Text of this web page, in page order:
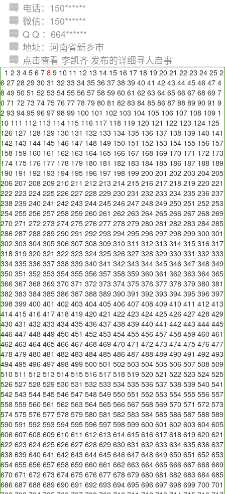
电话：150******
微信：150******
Q Q ：664******
地址：河南省新乡市
点击查看 李凯齐 发布的详细寻人启事
1 2 3 4 5 6 7 8 9 10 11 12 13 14 15 16 17 18 19 20 21 22 23 24 25 2
6 27 28 29 30 31 32 33 34 35 36 37 38 39 40 41 42 43 44 45 46 47 4
8 49 50 51 52 53 54 55 56 57 58 59 60 61 62 63 64 65 66 67 68 69 7
0 71 72 73 74 75 76 77 78 79 80 81 82 83 84 85 86 87 88 89 90 91 9
2 93 94 95 96 97 98 99 100 101 102 103 104 105 106 107 108 109 1
10 111 112 113 114 115 116 117 118 119 120 121 122 123 124 125
126 127 128 129 130 131 132 133 134 135 136 137 138 139 140 141
142 143 144 145 146 147 148 149 150 151 152 153 154 155 156 157
158 159 160 161 162 163 164 165 166 167 168 169 170 171 172 173
174 175 176 177 178 179 180 181 182 183 184 185 186 187 188 189
190 191 192 193 194 195 196 197 198 199 200 201 202 203 204 205
206 207 208 209 210 211 212 213 214 215 216 217 218 219 220 221
222 223 224 225 226 227 228 229 230 231 232 233 234 235 236 237
238 239 240 241 242 243 244 245 246 247 248 249 250 251 252 253
254 255 256 257 258 259 260 261 262 263 264 265 266 267 268 269
270 271 272 273 274 275 276 277 278 279 280 281 282 283 284 285
286 287 288 289 290 291 292 293 294 295 296 297 298 299 300 301
302 303 304 305 306 307 308 309 310 311 312 313 314 315 316 317
318 319 320 321 322 323 324 325 326 327 328 329 330 331 332 333
334 335 336 337 338 339 340 341 342 343 344 345 346 347 348 349
350 351 352 353 354 355 356 357 358 359 360 361 362 363 364 365
366 367 368 369 370 371 372 373 374 375 376 377 378 379 380 381
382 383 384 385 386 387 388 389 390 391 392 393 394 395 396 397
398 399 400 401 402 403 404 405 406 407 408 409 410 411 412 413
414 415 416 417 418 419 420 421 422 423 424 425 426 427 428 429
430 431 432 433 434 435 436 437 438 439 440 441 442 443 444 445
446 447 448 449 450 451 452 453 454 455 456 457 458 459 460 461
462 463 464 465 466 467 468 469 470 471 472 473 474 475 476 477
478 479 480 481 482 483 484 485 486 487 488 489 490 491 492 493
494 495 496 497 498 499 500 501 502 503 504 505 506 507 508 509
510 511 512 513 514 515 516 517 518 519 520 521 522 523 524 525
526 527 528 529 530 531 532 533 534 535 536 537 538 539 540 541
542 543 544 545 546 547 548 549 550 551 552 553 554 555 556 557
558 559 560 561 562 563 564 565 566 567 568 569 570 571 572 573
574 575 576 577 578 579 580 581 582 583 584 585 586 587 588 589
590 591 592 593 594 595 596 597 598 599 600 601 602 603 604 605
606 607 608 609 610 611 612 613 614 615 616 617 618 619 620 621
622 623 624 625 626 627 628 629 630 631 632 633 634 635 636 637
638 639 640 641 642 643 644 645 646 647 648 649 650 651 652 653
654 655 656 657 658 659 660 661 662 663 664 665 666 667 668 669
670 671 672 673 674 675 676 677 678 679 680 681 682 683 684 685
686 687 688 689 690 691 692 693 694 695 696 697 698 699 700 701